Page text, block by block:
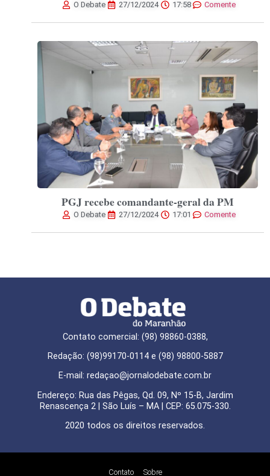
O Debate 27/12/2024 17:58 Comente
PGJ recebe comandante-geral da PM
O Debate 27/12/2024 17:01 Comente
Contato comercial: (98) 98860-0388,
Redação: (98)99170-0114 e (98) 98800-5887
E-mail: redaçao@jornalodebate.com.br
Endereço: Rua das Pêgas, Qd. 09, Nº 15-B, Jardim
Renascença 2 | São Luís – MA | CEP: 65.075-330.
2020 todos os direitos reservados.
Contato Sobre